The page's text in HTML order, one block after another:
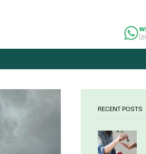
RECENT POSTS